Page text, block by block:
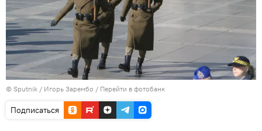
© Sputnik / Игорь Зарембо / Перейти в фотобанк
Подписаться